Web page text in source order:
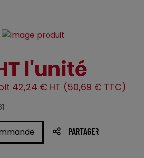
l'unité
42,24 € HT (50,69 € TTC)
PARTAGER